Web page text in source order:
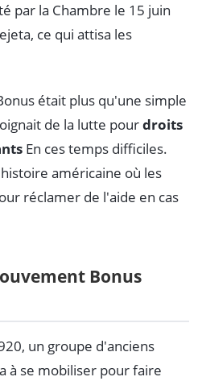
par la Chambre le 15 juin
ce qui attisa les
était plus qu'une simple
de la lutte pourdroits
En ces temps difficiles.
américaine où les
réclamer de l'aide en cas
Bonus
un groupe d'anciens
à se mobiliser pour faire